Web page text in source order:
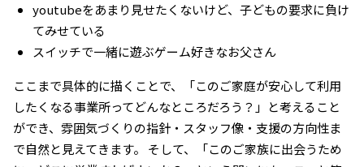
youtubeをあまり見せたくないけど、子どもの要求に負け
てみせている
スイッチで一緒に遊ぶゲーム好きなお父さん
ここまで具体的に描くことで、「このご家庭が安心して利用
したくなる事業所ってどんなところだろう？」と考えること
ができ、雰囲気づくりの指針・スタッフ像・支援の方向性ま
で自然と見えてきます。 そして、「このご家族に出会うため